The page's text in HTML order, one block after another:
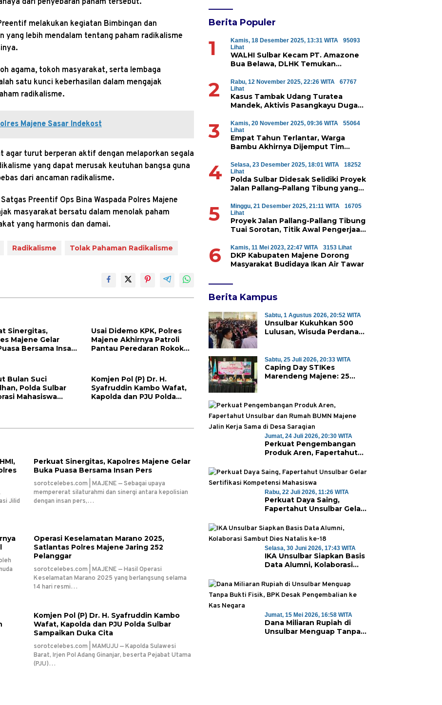
melakukan kegiatan Bimbingan dan
yang lebih mendalam tentang paham radikalisme
agama, tokoh masyarakat, serta lembaga
satu kunci keberhasilan dalam mengajak
radikalisme.
Majene Sasar Indekost
agar turut berperan aktif dengan melaporkan segala
yang dapat merusak keutuhan bangsa guna
dari ancaman radikalisme.
Preentif Ops Bina Waspada Polres Majene
masyarakat bersatu dalam menolak paham
yang harmonis dan damai.
Radikalisme Tolak Pahaman Radikalisme
Sinergitas,
Majene Gelar
Bersama Insan
Usai Didemo KPK, Polres
Majene Akhirnya Patroli
Pantau Peredaran Rokok
Bulan Suci
Polda Sulbar
Mahasiswa
Komjen Pol (P) Dr. H.
Syafruddin Kambo Wafat,
Kapolda dan PJU Polda
Jilid
Perkuat Sinergitas, Kapolres Majene Gelar
Buka Puasa Bersama Insan Pers
sorotcelebes.com | MAJENE — Sebagai upaya
mempererat silaturahmi dan sinergi antara kepolisian
dengan insan pers,…
Operasi Keselamatan Marano 2025,
Satlantas Polres Majene Jaring 252
Pelanggar
sorotcelebes.com | MAJENE — Hasil Operasi
Keselamatan Marano 2025 yang berlangsung selama
14 hari resmi…
Komjen Pol (P) Dr. H. Syafruddin Kambo
Wafat, Kapolda dan PJU Polda Sulbar
Sampaikan Duka Cita
sorotcelebes.com | MAMUJU — Kapolda Sulawesi
Barat, Irjen Pol Adang Ginanjar, beserta Pejabat Utama
(PJU)…
Berita Populer
1 Kamis, 18 Desember 2025, 13:31 WITA
95093
Lihat
WALHI Sulbar Kecam PT. Amazone
Bua Belawa, DLHK Temukan
Perumahan di Majene
2 Rabu, 12 November 2025, 22:26 WITA
67767
Lihat
Kasus Tambak Udang Turatea
Mandek, Aktivis Pasangkayu Duga
Penyerobotan Hutan Lindung
3 Kamis, 20 November 2025, 09:36 WITA
55064
Lihat
Empat Tahun Terlantar, Warga
Bambu Akhirnya Dijemput Tim
4 Selasa, 23 Desember 2025, 18:01 WITA
18252
Lihat
Polda Sulbar Didesak Selidiki Proyek
Jalan Pallang–Pallang Tibung yang
5 Minggu, 21 Desember 2025, 21:11 WITA
16705
Lihat
Proyek Jalan Pallang-Pallang Tibung
Tuai Sorotan, Titik Awal Pengerjaan
6 Kamis, 11 Mei 2023, 22:47 WITA 3153 Lihat
DKP Kabupaten Majene Dorong
Masyarakat Budidaya Ikan Air Tawar
Berita Kampus
Sabtu, 1 Agustus 2026, 20:52 WITA
Unsulbar Kukuhkan 500
Lulusan, Wisuda Perdana
Sabtu, 25 Juli 2026, 20:33 WITA
Caping Day STIKes
Marendeng Majene: 25
Klinik Perdana
Jumat, 24 Juli 2026, 20:30 WITA
Perkuat Pengembangan
Produk Aren, Fapertahut
Majene Jalin Kerja Sama di
Desa Saragian
Rabu, 22 Juli 2026, 11:26 WITA
Perkuat Daya Saing,
Fapertahut Unsulbar Gelar
Mahasiswa
Selasa, 30 Juni 2026, 17:43 WITA
IKA Unsulbar Siapkan Basis
Data Alumni, Kolaborasi
Jumat, 15 Mei 2026, 16:58 WITA
Dana Miliaran Rupiah di
Unsulbar Menguap Tanpa